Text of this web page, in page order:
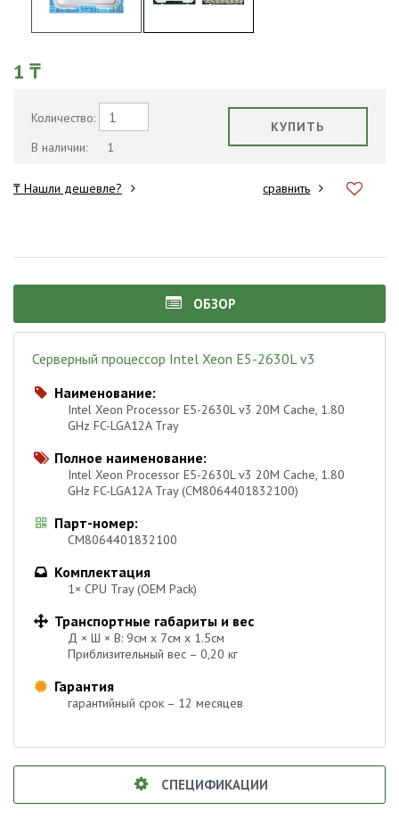
1 ₸
Количество:
В наличии:
1
КУПИТЬ
₸ Нашли дешевле? сравнить
ОБЗОР
Серверный процессор Intel Xeon E5-2630L v3
 Наименование:
Intel Xeon Processor E5-2630L v3 20M Cache, 1.80
GHz FC-LGA12A Tray
 Полное наименование:
Intel Xeon Processor E5-2630L v3 20M Cache, 1.80
GHz FC-LGA12A Tray (CM8064401832100)
 Парт-номер:
CM8064401832100
 Комплектация
1× CPU Tray (OEM Pack)
 Транспортные габариты и вес
Д × Ш × В: 9см х 7см х 1.5см
Приблизительный вес – 0,20 кг
 Гарантия
гарантийный срок – 12 месяцев
СПЕЦИФИКАЦИИ